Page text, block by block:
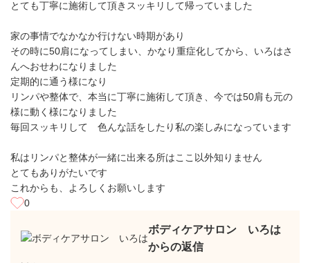
とても丁寧に施術して頂きスッキリして帰っていました
家の事情でなかなか行けない時期があり
その時に50肩になってしまい、かなり重症化してから、いろはさ
んへおせわになりました
定期的に通う様になり
リンパや整体で、本当に丁寧に施術して頂き、今では50肩も元の
様に動く様になりました
毎回スッキリして 色んな話をしたり私の楽しみになっています
私はリンパと整体が一緒に出来る所はここ以外知りません
とてもありがたいです
これからも、よろしくお願いします
0
ボディケアサロン いろは
からの返信